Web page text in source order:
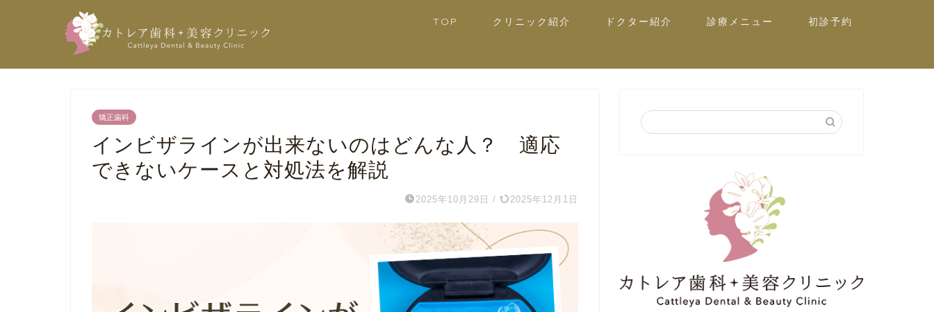
TOP クリニック紹介 ドクター紹介 診療メニュー 初診予約
矯正歯科
インビザラインが出来ないのはどんな人？ 適応
できないケースと対処法を解説
2025年10月29日 / 2025年12月1日